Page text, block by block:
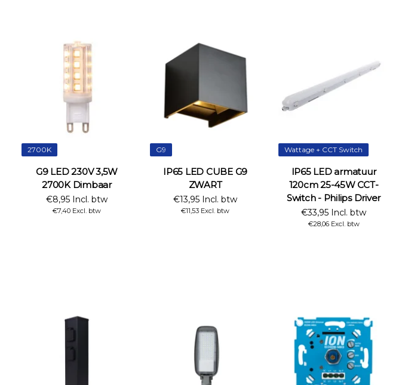
2700K
G9 LED 230V 3,5W
2700K Dimbaar
€8,95 Incl. btw
€7,40 Excl. btw
G9
IP65 LED CUBE G9
ZWART
€13,95 Incl. btw
€11,53 Excl. btw
Wattage + CCT Switch
IP65 LED armatuur
120cm 25-45W CCT-
Switch - Philips Driver
€33,95 Incl. btw
€28,06 Excl. btw